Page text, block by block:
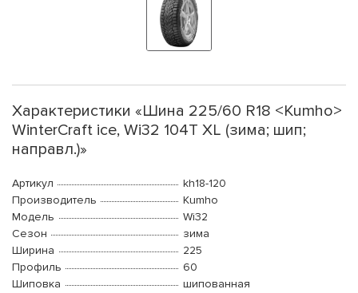
Характеристики «Шина 225/60 R18 <Kumho>
WinterCraft ice, Wi32 104T XL (зима; шип;
направл.)»
Артикул
kh18-120
Производитель
Kumho
Модель
Wi32
Сезон
зима
Ширина
225
Профиль
60
Шиповка
шипованная